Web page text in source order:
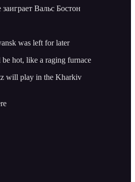
Вальс Бостон
was left for later
hot, like a raging furnace
will play in the Kharkiv